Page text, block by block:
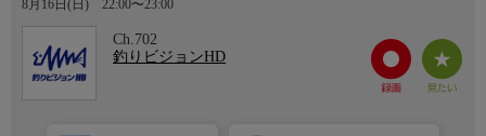
8月16日(日) 22:00〜23:00
Ch.702
釣りビジョンHD